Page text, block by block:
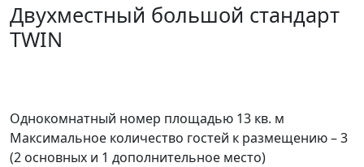
Двухместный большой стандарт
TWIN
Однокомнатный номер площадью 13 кв. м
Максимальное количество гостей к размещению – 3
(2 основных и 1 дополнительное место)